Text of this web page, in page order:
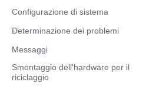
Configurazione di sistema
Determinazione dei problemi
Messaggi
Smontaggio dell'hardware per il
riciclaggio